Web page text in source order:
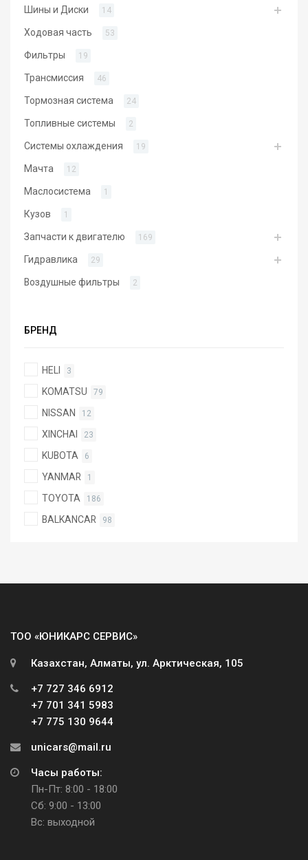
Шины и Диски 14
Ходовая часть 53
Фильтры 19
Трансмиссия 46
Тормозная система 24
Топливные системы 2
Системы охлаждения 19
Мачта 12
Маслосистема 1
Кузов 1
Запчасти к двигателю 169
Гидравлика 29
Воздушные фильтры 2
БРЕНД
HELI 3
KOMATSU 79
NISSAN 12
XINCHAI 23
KUBOTA 6
YANMAR 1
TOYOTA 186
BALKANCAR 98
ТОО «ЮНИКАРС СЕРВИС»
Казахстан, Алматы, ул. Арктическая, 105
+7 727 346 6912
+7 701 341 5983
+7 775 130 9644
unicars@mail.ru
Часы работы:
Пн-Пт: 8:00 - 18:00
Сб: 9:00 - 13:00
Вс: выходной